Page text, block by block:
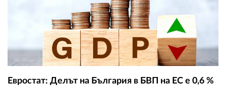
Евростат: Делът на България в БВП на ЕС е 0,6 %